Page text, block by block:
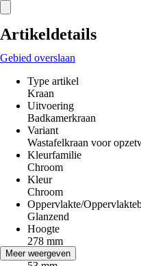
Artikeldetails
Gebied overslaan
Type artikel
Kraan
Uitvoering
Badkamerkraan
Variant
Wastafelkraan voor
Kleurfamilie
Chroom
Kleur
Chroom
Oppervlakte/
Glanzend
Hoogte
278 mm
Breedte
Meer weergeven